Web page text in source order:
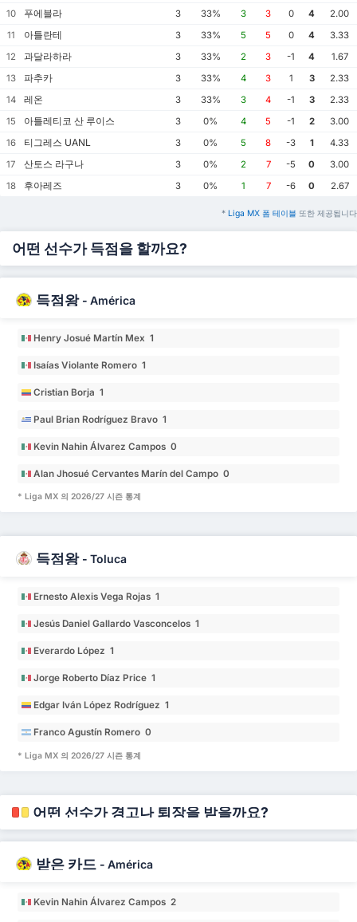
10
푸에블라 3 33% 3 3 0 4
2.00
11
아틀란테 3 33% 5 5 0 4
3.33
12
과달라하라 3 33% 2 3 -1 4
1.67
13
파추카 3 33% 4 3 1 3
2.33
14
레온 3 33% 3 4 -1 3
2.33
15
아틀레티코 산 루이스 3 0% 4 5 -1 2
3.00
16
티그레스 UANL 3 0% 5 8 -3 1
4.33
17
산토스 라구나 3 0% 2 7 -5 0
3.00
18
후아레즈 3 0% 1 7 -6 0 2.67
* Liga MX 폼 테이블 또한 제공됩니다
어떤 선수가 득점을 할까요?
득점왕 - América
Henry Josué Martín Mex 1
Isaías Violante Romero 1
Cristian Borja 1
Paul Brian Rodríguez Bravo 1
Kevin Nahin Álvarez Campos 0
Alan Jhosué Cervantes Marín del Campo 0
* Liga MX 의 2026/27 시즌 통계
득점왕 - Toluca
Ernesto Alexis Vega Rojas 1
Jesús Daniel Gallardo Vasconcelos 1
Everardo López 1
Jorge Roberto Díaz Price 1
Edgar Iván López Rodríguez 1
Franco Agustín Romero 0
* Liga MX 의 2026/27 시즌 통계
어떤 선수가 경고나 퇴장을 받을까요?
받은 카드 - América
Kevin Nahin Álvarez Campos 2